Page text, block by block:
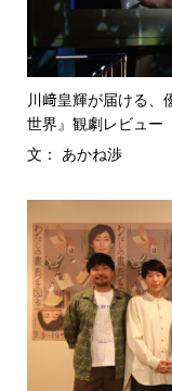
川﨑皇輝が届ける
世界』観劇レビュー
文： あかね渉